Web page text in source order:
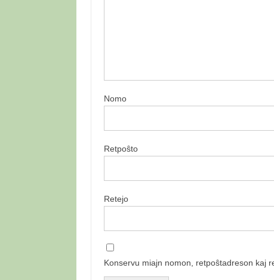
Nomo
Retpoŝto
Retejo
Konservu miajn nomon, retpoŝtadreson kaj